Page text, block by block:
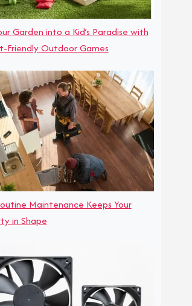
Garden into a Kid’s Paradise with
Friendly Outdoor Games
Maintenance Keeps Your
in Shape